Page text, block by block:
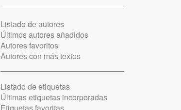
Listado de autores
Últimos autores añadidos
Autores favoritos
Autores con más textos
Listado de etiquetas
Últimas etiquetas incorporadas